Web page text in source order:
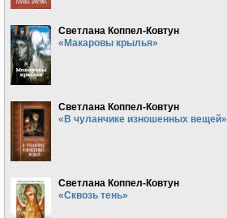
Светлана Коппел-Ковтун
«Макаровы крылья»
Светлана Коппел-Ковтун
«В чуланчике изношенных вещей»
Светлана Коппел-Ковтун
«Сквозь тень»